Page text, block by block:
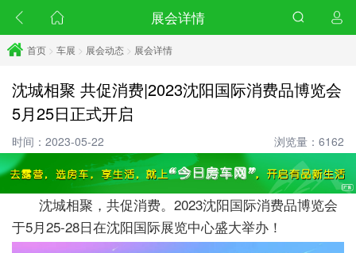
展会详情
首页 > 车展 > 展会动态 > 展会详情
沈城相聚 共促消费|2023沈阳国际消费品博览会
5月25日正式开启
时间：2023-05-22 浏览量：6162
沈城相聚，共促消费。2023沈阳国际消费品博览会
于5月25-28日在沈阳国际展览中心盛大举办！